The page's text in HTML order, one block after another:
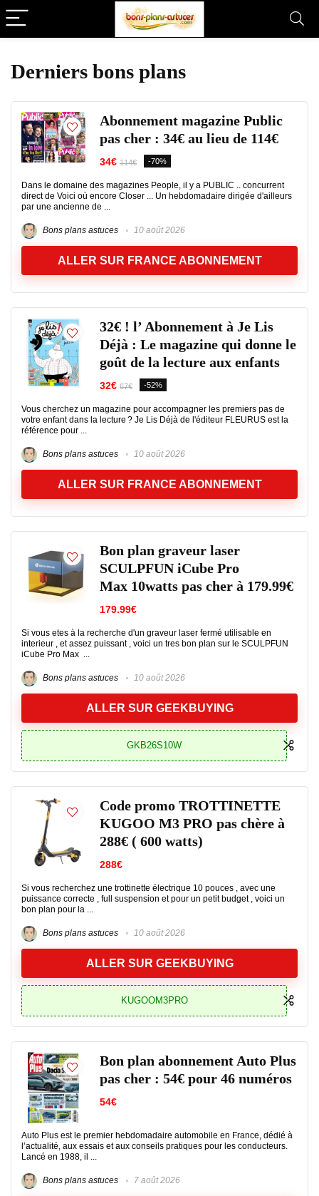
Derniers bons plans
Abonnement magazine Public
pas cher : 34€ au lieu de 114€
34€ 114€ -70%
Dans le domaine des magazines People, il y a PUBLIC .. concurrent
direct de Voici où encore Closer ... Un hebdomadaire dirigée d'ailleurs
par une ancienne de ...
Bons plans astuces 10 août 2026
ALLER SUR FRANCE ABONNEMENT
32€ ! l’ Abonnement à Je Lis
Déjà : Le magazine qui donne le
goût de la lecture aux enfants
32€ 67€ -52%
Vous cherchez un magazine pour accompagner les premiers pas de
votre enfant dans la lecture ? Je Lis Déjà de l'éditeur FLEURUS est la
référence pour ...
Bons plans astuces 10 août 2026
ALLER SUR FRANCE ABONNEMENT
Bon plan graveur laser
SCULPFUN iCube Pro
Max 10watts pas cher à 179.99€
179.99€
Si vous etes à la recherche d'un graveur laser fermé utilisable en
interieur , et assez puissant , voici un tres bon plan sur le SCULPFUN
iCube Pro Max ...
Bons plans astuces 10 août 2026
ALLER SUR GEEKBUYING
GKB26S10W
Code promo TROTTINETTE
KUGOO M3 PRO pas chère à
288€ ( 600 watts)
288€
Si vous recherchez une trottinette électrique 10 pouces , avec une
puissance correcte , full suspension et pour un petit budget , voici un
bon plan pour la ...
Bons plans astuces 10 août 2026
ALLER SUR GEEKBUYING
KUGOOM3PRO
Bon plan abonnement Auto Plus
pas cher : 54€ pour 46 numéros
54€
Auto Plus est le premier hebdomadaire automobile en France, dédié à
l’actualité, aux essais et aux conseils pratiques pour les conducteurs.
Lancé en 1988, il ...
Bons plans astuces 7 août 2026